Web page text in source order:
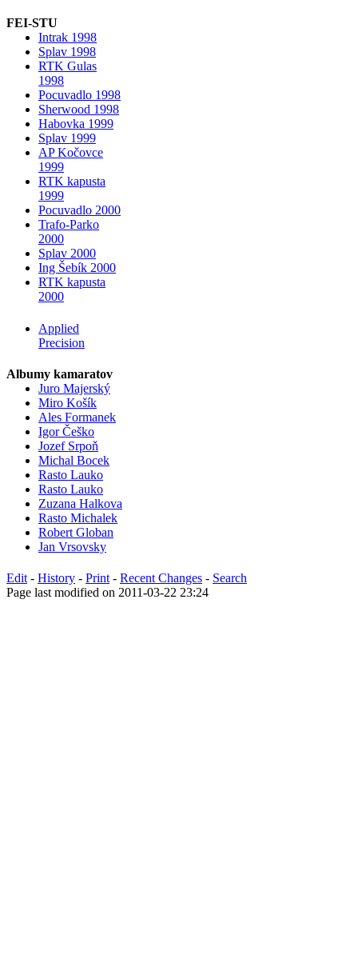
FEI-STU
Intrak 1998
Splav 1998
RTK Gulas
1998
Pocuvadlo 1998
Sherwood 1998
Habovka 1999
Splav 1999
AP Kočovce
1999
RTK kapusta
1999
Pocuvadlo 2000
Trafo-Parko
2000
Splav 2000
Ing Šebík 2000
RTK kapusta
2000
Applied
Precision
Albumy kamaratov
Juro Majerský
Miro Košík
Ales Formanek
Igor Češko
Jozef Srpoň
Michal Bocek
Rasto Lauko
Rasto Lauko
Zuzana Halkova
Rasto Michalek
Robert Globan
Jan Vrsovsky
Edit - History - Print - Recent Changes - Search
Page last modified on 2011-03-22 23:24